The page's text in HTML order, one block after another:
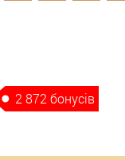
2 872 бонусів